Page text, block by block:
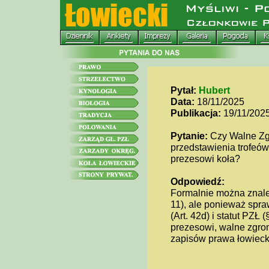
Pytał: Hubert
Data: 18/11/2025
Publikacja: 19/11/
Pytanie: Czy Walne
przedstawienia
prezesowi koła?
Odpowiedź:
Formalnie można
11), ale ponieważ
(Art. 42d) i statut PZŁ
prezesowi, walne
zapisów prawa